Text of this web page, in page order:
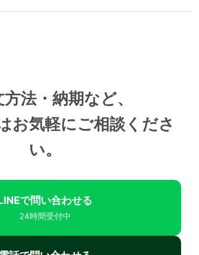
法・納期など、
お気軽にご相談くださ
い。
で問い合わせる
24時間受付中